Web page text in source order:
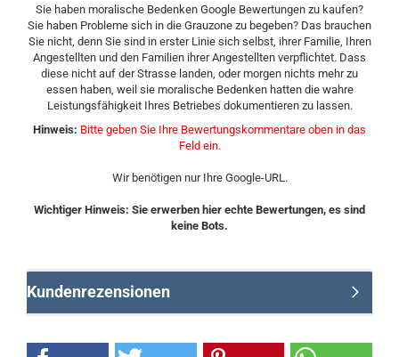
Sie haben moralische Bedenken Google Bewertungen zu kaufen?
Sie haben Probleme sich in die Grauzone zu begeben? Das brauchen
Sie nicht, denn Sie sind in erster Linie sich selbst, ihrer Familie, Ihren
Angestellten und den Familien ihrer Angestellten verpflichtet. Dass
diese nicht auf der Strasse landen, oder morgen nichts mehr zu
essen haben, weil sie moralische Bedenken hatten die wahre
Leistungsfähigkeit Ihres Betriebes dokumentieren zu lassen.
Hinweis: Bitte geben Sie Ihre Bewertungskommentare oben in das
Feld ein.
Wir benötigen nur Ihre Google-URL.
Wichtiger Hinweis: Sie erwerben hier echte Bewertungen, es sind
keine Bots.
Kundenrezensionen